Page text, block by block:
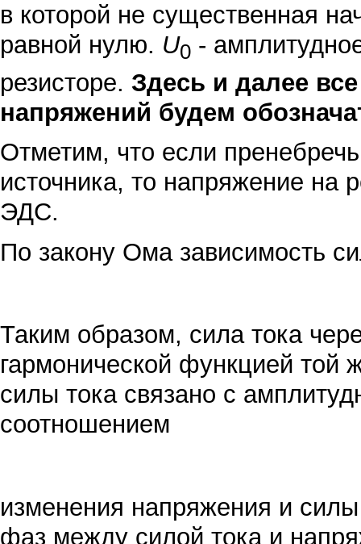
в которой не существенная
равной нулю. U0 -
резисторе. Здесь и далее
напряжений будем
Отметим, что если
источника, то напряжение на
ЭДС.
По закону Ома зависимость
Таким образом, сила тока
гармонической функцией той
силы тока связано с
соотношением
изменения напряжения и
фаз между силой тока и